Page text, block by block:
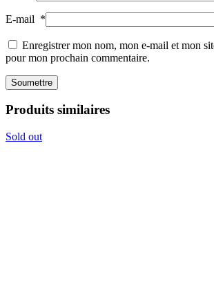
E-mail *
Enregistrer mon nom, mon e-mail et mon
pour mon prochain commentaire.
Produits similaires
Sold out